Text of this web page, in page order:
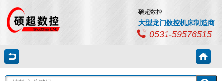
硕超数控
大型龙门数控机床制造商
0531-59576515